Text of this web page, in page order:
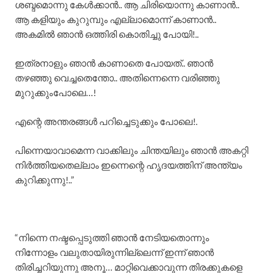
ശബ്ദമൊന്നു കേൾക്കാൻ.. ആ ചിരിയൊന്നു കാണാൻ..
ആ കളിയും കുറുമ്പും എല്ലാമൊന്ന് കാണാൻ..
അകമിൽ ഞാൻ ഒത്തിരി കൊതിച്ചു പോയി!..
ഇത്രനാളും ഞാൻ കാണാതെ പോയത്.. ഞാൻ
തഴഞ്ഞു വെച്ചതെന്തോ.. അതിന്നെന്നെ വരിഞ്ഞു
മുറുക്കുംപോലെ…!
എന്റെ അന്തരങ്ങൾ പറിച്ചെടുക്കും പോലെ!.
പിന്നെയാവാമെന്ന വാക്കിലും ചിന്തയിലും ഞാൻ അകറ്റി
നിർത്തിയതെല്ലാം ഇന്നെന്റെ ഹൃദയത്തിന് അന്ത്യം
കുറിക്കുന്നു!..”
“നിന്നെ നഷ്ടപ്പെടുത്തി ഞാൻ നേടിയതൊന്നും
നിന്നോളം വലുതായിരുന്നില്ലെന്ന് ഇന്ന് ഞാൻ
തിരിച്ചറിയുന്നു അനൂ… മാറ്റിവെക്കാവുന്ന തിരക്കുകളെ